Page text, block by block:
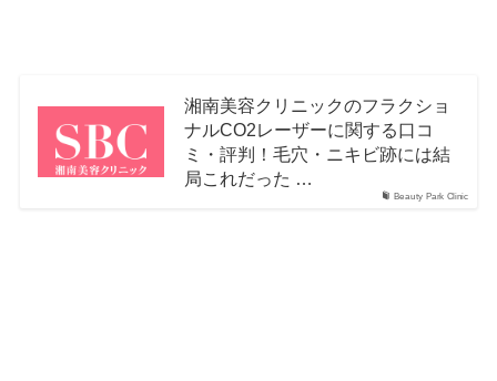
Beauty Park Clinic
湘南美容クリニックのフラクショ
ナルCO2レーザーに関する口コ
ミ・評判！毛穴・ニキビ跡には結
局これだった …